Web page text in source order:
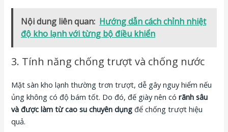
Nội dung liên quan: Hướng dẫn cách chỉnh nhiệt
độ kho lạnh với từng bộ điều khiển
3. Tính năng chống trượt và chống nước
Mặt sàn kho lạnh thường trơn trượt, dễ gây nguy hiểm nếu
ủng không có độ bám tốt. Do đó, đế giày nên có rãnh sâu
và được làm từ cao su chuyên dụng để chống trượt hiệu
quả.